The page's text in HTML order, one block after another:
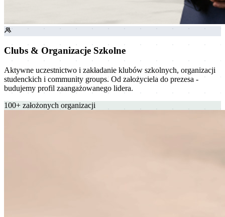
Clubs & Organizacje Szkolne
Aktywne uczestnictwo i zakładanie klubów szkolnych, organizacji
studenckich i community groups. Od założyciela do prezesa -
budujemy profil zaangażowanego lidera.
100+ założonych organizacji